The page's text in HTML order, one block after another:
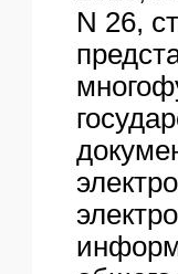
N 26,